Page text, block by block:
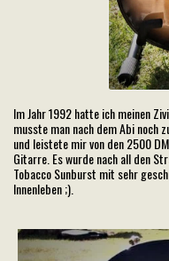
Im Jahr 1992 hatte ich meinen
musste man nach dem Abi noch
und leistete mir von den 2500
Gitarre. Es wurde nach all den
Tobacco Sunburst mit sehr
Innenleben ;).